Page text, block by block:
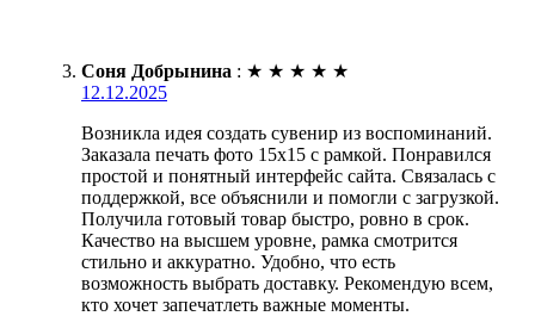
Соня Добрынина : ★ ★ ★ ★ ★
12.12.2025
Возникла идея создать сувенир из воспоминаний.
Заказала печать фото 15х15 с рамкой. Понравился
простой и понятный интерфейс сайта. Связалась с
поддержкой, все объяснили и помогли с загрузкой.
Получила готовый товар быстро, ровно в срок.
Качество на высшем уровне, рамка смотрится
стильно и аккуратно. Удобно, что есть
возможность выбрать доставку. Рекомендую всем,
кто хочет запечатлеть важные моменты.